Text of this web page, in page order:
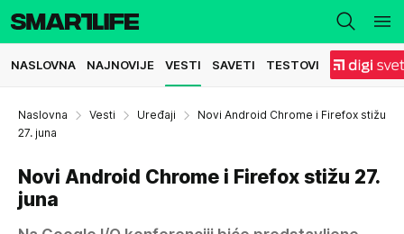
NASLOVNA NAJNOVIJE VESTI SAVETI TESTOVI
Naslovna Vesti Uređaji
Novi Android Chrome i Firefox stižu
27. juna
Novi Android Chrome i Firefox stižu 27.
juna